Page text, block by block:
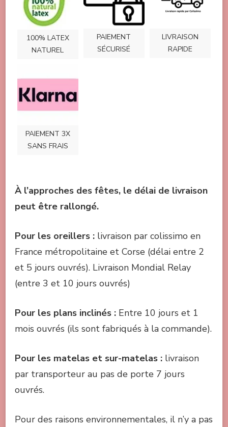
100% LATEX
NATUREL
PAIEMENT
SÉCURISÉ
LIVRAISON
RAPIDE
PAIEMENT 3X
SANS FRAIS
À l’approches des fêtes, le délai de livraison
peut être rallongé.
Pour les oreillers : livraison par colissimo en
France métropolitaine et Corse (délai entre 2
et 5 jours ouvrés). Livraison Mondial Relay
(entre 3 et 10 jours ouvrés)
Pour les plans inclinés : Entre 10 jours et 1
mois ouvrés (ils sont fabriqués à la commande).
Pour les matelas et sur-matelas : livraison
par transporteur au pas de porte 7 jours
ouvrés.
Pour des raisons environnementales, il n’y a pas